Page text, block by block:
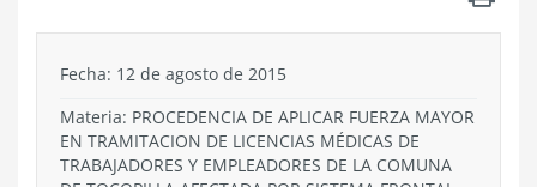
Fecha: 12 de agosto de 2015
Materia: PROCEDENCIA DE APLICAR FUERZA MAYOR
EN TRAMITACION DE LICENCIAS MÉDICAS DE
TRABAJADORES Y EMPLEADORES DE LA COMUNA